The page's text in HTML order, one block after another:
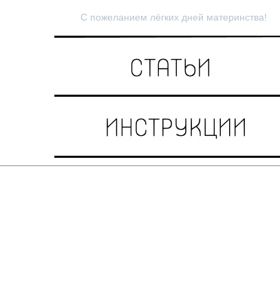
С пожеланием лёгких дней материнства!